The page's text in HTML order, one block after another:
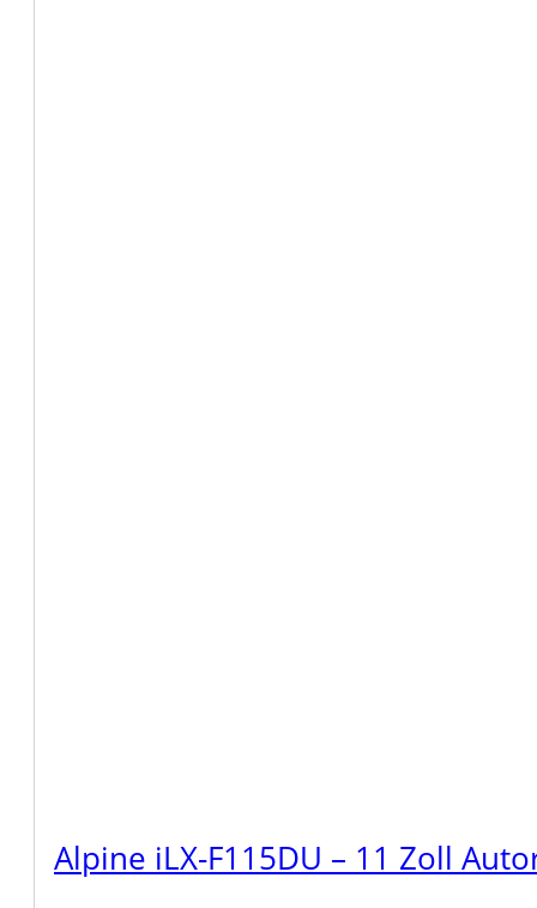
Alpine iLX-F115DU – 11 Zoll